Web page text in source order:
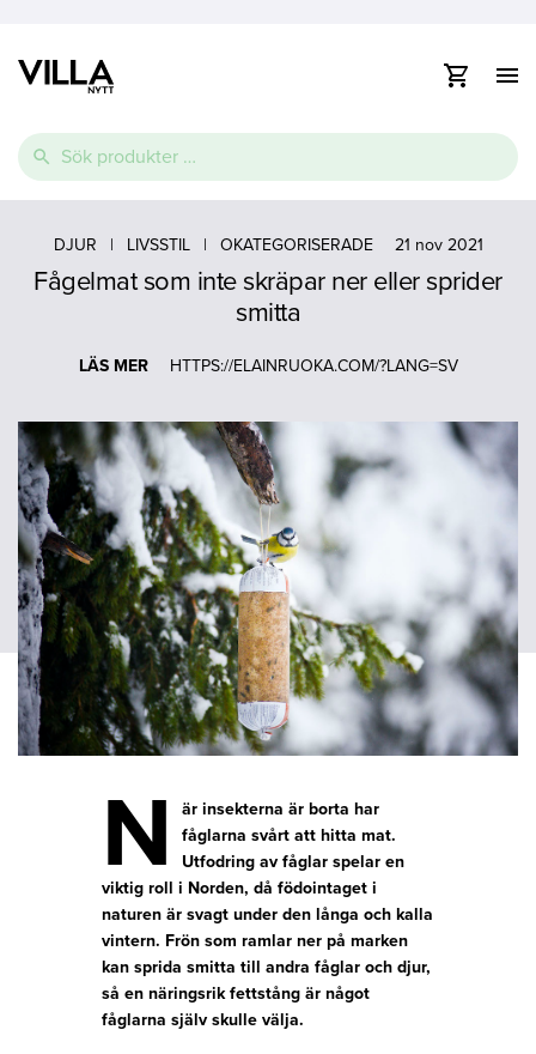
till
innehåll
Sök
efter:
Visa
Glasfiberpool
Poolvärmepump
Lamelltäcke
Swimspa
DJUR | LIVSSTIL | OKATEGORISERADE 21 nov 2021
Fågelmat som inte skräpar ner eller sprider
smitta
LÄS MER HTTPS://ELAINRUOKA.COM/?LANG=SV
N
är insekterna är borta har
fåglarna svårt att hitta mat.
Utfodring av fåglar spelar en
viktig roll i Norden, då födointaget i
naturen är svagt under den långa och kalla
vintern. Frön som ramlar ner på marken
kan sprida smitta till andra fåglar och djur,
så en näringsrik fettstång är något
fåglarna själv skulle välja.